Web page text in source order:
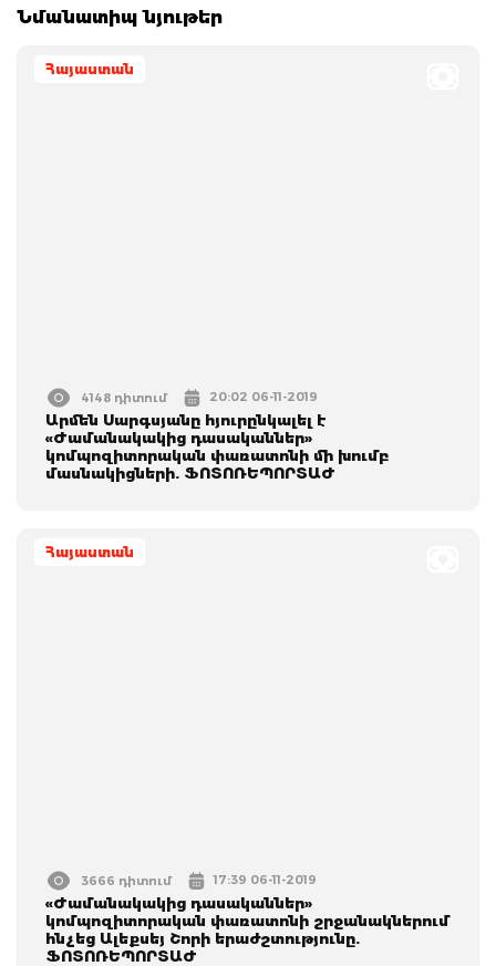
Նմանատիպ նյութեր
Հայաստան
4148 դիտում 20:02 06-11-2019
Արմեն Սարգսյանը հյուրընկալել է
«Ժամանակակից դասականներ»
կոմպոզիտորական փառատոնի մի խումբ
մասնակիցների. ՖՈՏՈՌԵՊՈՐՏԱԺ
Հայաստան
3666 դիտում 17:39 06-11-2019
«Ժամանակակից դասականներ»
կոմպոզիտորական փառատոնի շրջանակներում
հնչեց Ալեքսեյ Շորի երաժշտությունը.
ՖՈՏՈՌԵՊՈՐՏԱԺ